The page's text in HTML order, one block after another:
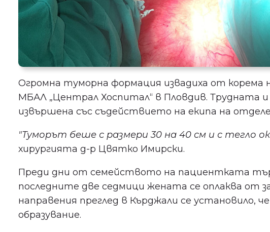
Огромна туморна формация извадиха от корема
МБАЛ „Централ Хоспитал“ в Пловдив. Трудната
извършена със съдействието на екипа на
"Туморът беше с размери 30 на 40 см и с тегло
хирургията д-р Цвятко Имирски.
Преди дни от семейството на пациентката
последните две седмици жената се оплаква от
направения преглед в Кърджали се установило,
образувание.